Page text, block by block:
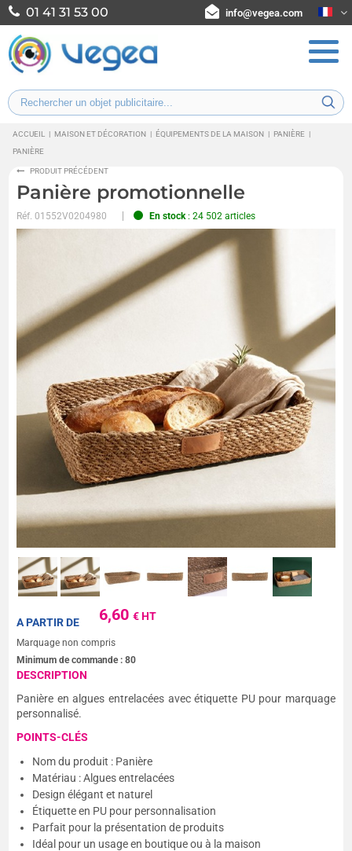
01 41 31 53 00 info@vegea.com
ACCUEIL | MAISON ET DÉCORATION | ÉQUIPEMENTS DE LA MAISON | PANIÈRE |
PANIÈRE
PRODUIT PRÉCÉDENT
Panière promotionnelle
Réf.01552V0204980 En stock: 24 502 articles
6,60€ HT
A PARTIR DE
Marquage non compris
Minimum de commande :80
DESCRIPTION
Panière en algues entrelacées avec étiquette PU pour marquage
personnalisé.
POINTS-CLÉS
Nom du produit : Panière
Matériau : Algues entrelacées
Design élégant et naturel
Étiquette en PU pour personnalisation
Parfait pour la présentation de produits
Idéal pour un usage en boutique ou à la maison